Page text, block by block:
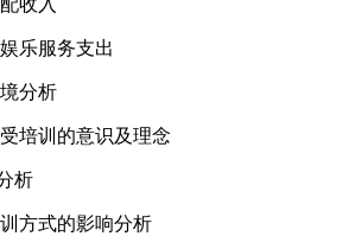
乐服务支出
分析
培训的意识及理念
析
方式的影响分析